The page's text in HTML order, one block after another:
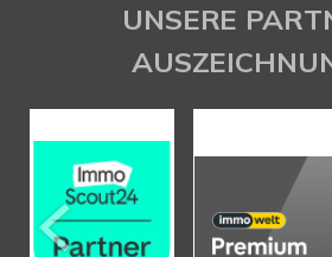
UNSERE